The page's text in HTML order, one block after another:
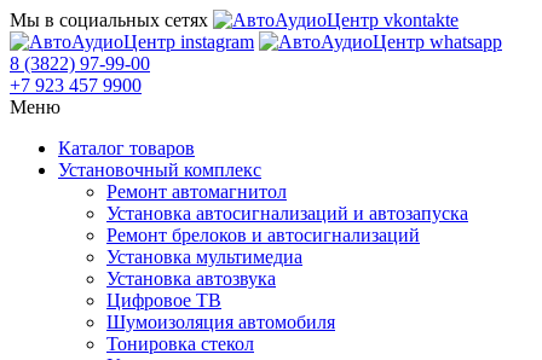
Мы в социальных сетях
8 (3822) 97-99-00
+7 923 457 9900
Меню
Каталог товаров
Установочный комплекс
Ремонт автомагнитол
Установка автосигнализаций и автозапуска
Ремонт брелоков и автосигнализаций
Установка мультимедиа
Установка автозвука
Цифровое ТВ
Шумоизоляция автомобиля
Тонировка стекол